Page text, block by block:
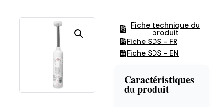
Fiche technique du
produit
Fiche SDS - FR
Fiche SDS - EN
Caractéristiques
du produit